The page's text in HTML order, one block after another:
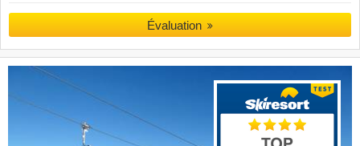
Évaluation